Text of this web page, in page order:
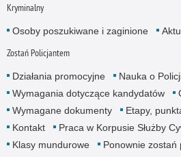
Kryminalny
Osoby poszukiwane i zaginione
Zostań Policjantem
Działania promocyjne
Nauka o
Wymagania dotyczące kandydatów
Wymagane dokumenty
Etapy,
Kontakt
Praca w Korpusie Służby
Klasy mundurowe
Ponownie zostań